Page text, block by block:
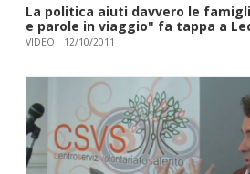
La politica aiuti davvero le
e parole in viaggio" fa tappa a
VIDEO 12/10/2011